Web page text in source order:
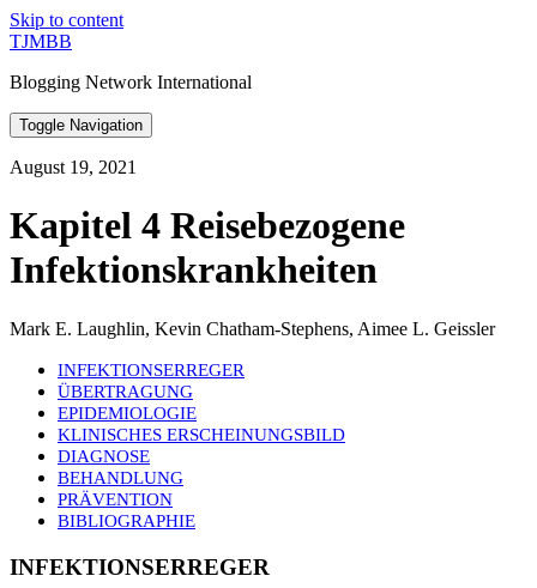
Skip to content
TJMBB
Blogging Network International
Toggle Navigation
August 19, 2021
Kapitel 4 Reisebezogene
Infektionskrankheiten
Mark E. Laughlin, Kevin Chatham-Stephens, Aimee L. Geissler
INFEKTIONSERREGER
ÜBERTRAGUNG
EPIDEMIOLOGIE
KLINISCHES ERSCHEINUNGSBILD
DIAGNOSE
BEHANDLUNG
PRÄVENTION
BIBLIOGRAPHIE
INFEKTIONSERREGER